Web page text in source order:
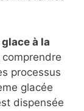
à la
processus
glacée
dispensée